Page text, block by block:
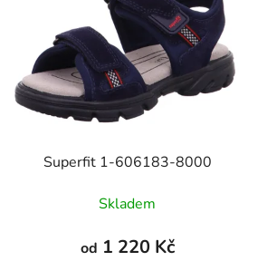
Superfit 1-606183-8000
Skladem
od 1 220 Kč